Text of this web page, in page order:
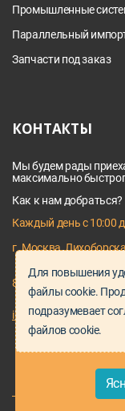
Промышленные
Параллельный
Запчасти под заказ
КОНТАКТЫ
Мы будем рады
максимально
Как к нам добраться?
Каждый день с 10:00
г. Москва,
8 495 128 03 64
info@proservice-
Для повышения
файлы cookie.
подразумевает
файлов cookie.